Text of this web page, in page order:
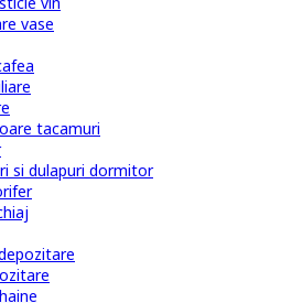
vase
tacamuri
si dulapuri dormitor